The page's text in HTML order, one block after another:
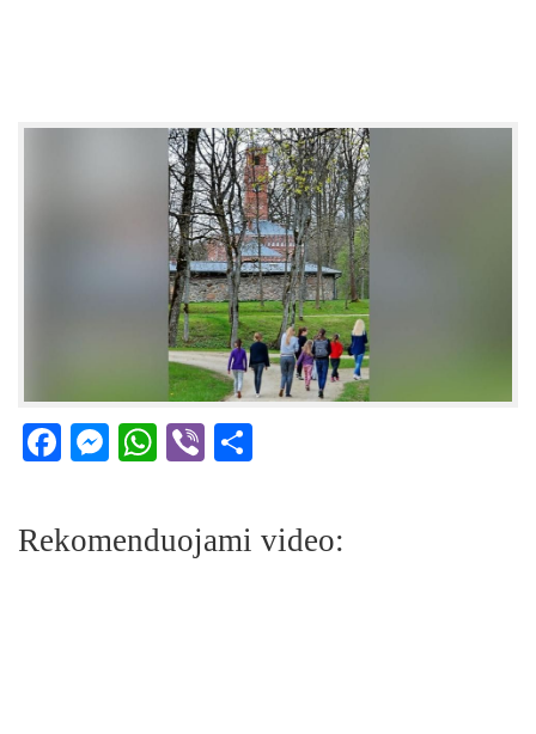
Facebook
Messenger
WhatsApp
Viber
Rekomenduojami video: